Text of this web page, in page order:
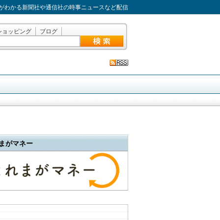
わかる新聞社や通信社の時事ニュースなど配信
ョッピング ブログ
がマネー